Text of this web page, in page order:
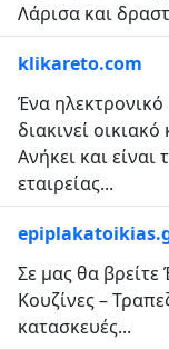
Λάρισα και
klikareto.com
Ένα
διακινεί
Ανήκει και
εταιρείας...
Σε μας θα
Κουζίνες –
κατασκευές...